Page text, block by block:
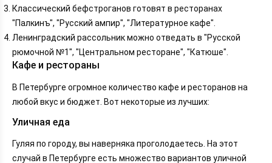
Классический бефстроганов готовят в ресторанах
"Палкинъ", "Русский ампир", "Литературное кафе".
Ленинградский рассольник можно отведать в "Русской
рюмочной №1", "Центральном ресторане", "Катюше".
Кафе и рестораны
В Петербурге огромное количество кафе и ресторанов на
любой вкус и бюджет. Вот некоторые из лучших:
Уличная еда
Гуляя по городу, вы наверняка проголодаетесь. На этот
случай в Петербурге есть множество вариантов уличной